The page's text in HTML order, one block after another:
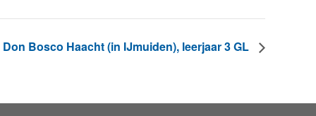
Bosco Haacht (in IJmuiden), leerjaar 3 GL